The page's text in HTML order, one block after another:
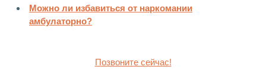
Можно ли избавиться от наркомании
амбулаторно?
Позвоните сейчас!